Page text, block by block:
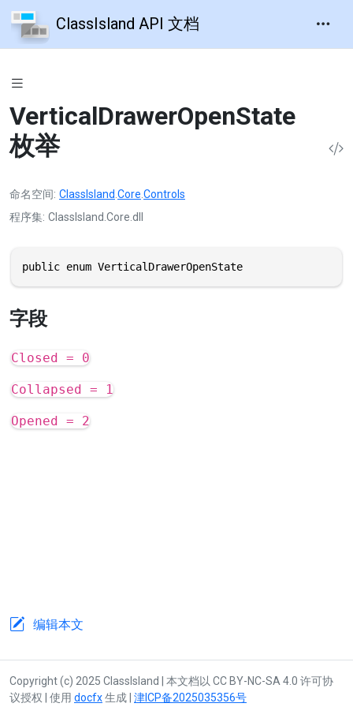
ClassIsland API 文档
VerticalDrawerOpenState
枚举
命名空间 ClassIsland.Core.Controls
程序集 ClassIsland.Core.dll
public enum VerticalDrawerOpenState
字段
Closed = 0
Collapsed = 1
Opened = 2
编辑本文
Copyright (c) 2025 ClassIsland | 本文档以 CC BY-NC-SA 4.0 许可协
议授权 | 使用 docfx生成 | 津ICP备2025035356号